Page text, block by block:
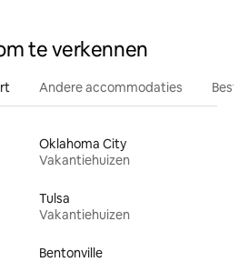
te verkennen
Andere accommodaties
Oklahoma City
Vakantiehuizen
Tulsa
Vakantiehuizen
Bentonville